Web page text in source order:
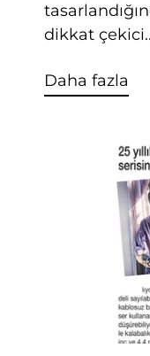
dikkat
Daha fazla